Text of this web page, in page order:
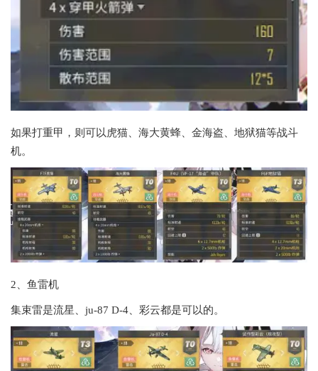
如果打重甲，则可以虎猫、海大黄蜂、金海盗、地狱猫等战斗
机。
2、鱼雷机
集束雷是流星、ju-87 D-4、彩云都是可以的。